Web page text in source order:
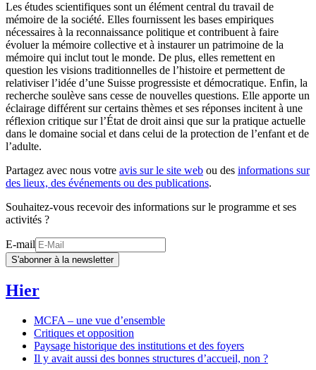
Les études scientifiques sont un élément central du travail de
mémoire de la société. Elles fournissent les bases empiriques
nécessaires à la reconnaissance politique et contribuent à faire
évoluer la mémoire collective et à instaurer un patrimoine de la
mémoire qui inclut tout le monde. De plus, elles remettent en
question les visions traditionnelles de l’histoire et permettent de
relativiser l’idée d’une Suisse progressiste et démocratique. Enfin, la
recherche soulève sans cesse de nouvelles questions. Elle apporte un
éclairage différent sur certains thèmes et ses réponses incitent à une
réflexion critique sur l’État de droit ainsi que sur la pratique actuelle
dans le domaine social et dans celui de la protection de l’enfant et de
l’adulte.
Partagez avec nous votre avis sur le site web ou des informations sur
des lieux, des événements ou des publications.
Souhaitez-vous recevoir des informations sur le programme et ses
activités ?
E-mail
S'abonner à la newsletter
Hier
MCFA – une vue d’ensemble
Critiques et opposition
Paysage historique des institutions et des foyers
Il y avait aussi des bonnes structures d’accueil, non ?